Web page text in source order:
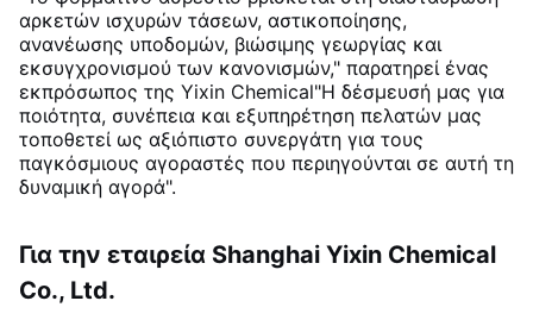
αρκετών ισχυρών τάσεων, αστικοποίησης,
ανανέωσης υποδομών, βιώσιμης γεωργίας και
εκσυγχρονισμού των κανονισμών," παρατηρεί ένας
εκπρόσωπος της Yixin Chemical"Η δέσμευσή μας για
ποιότητα, συνέπεια και εξυπηρέτηση πελατών μας
τοποθετεί ως αξιόπιστο συνεργάτη για τους
παγκόσμιους αγοραστές που περιηγούνται σε αυτή τη
δυναμική αγορά".
Για την εταιρεία Shanghai Yixin Chemical
Co., Ltd.